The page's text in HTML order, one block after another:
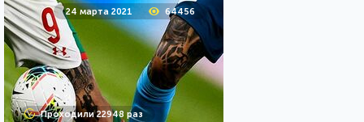
24 марта 2021 64456
Проходили 22948 раз